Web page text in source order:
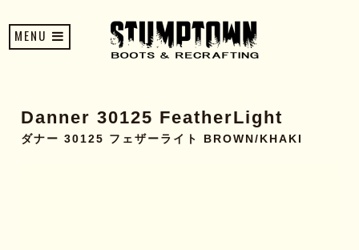
MENU
Danner 30125 FeatherLight
ダナー 30125 フェザーライト BROWN/KHAKI